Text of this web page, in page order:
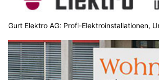
Gurt Elektro AG: Profi-Elektroinstallationen,